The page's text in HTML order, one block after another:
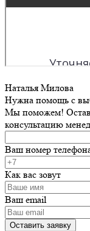
Наталья Милова
Нужна помощь с
Мы поможем!
консультацию
Ваш номер
Как вас зовут
Ваш email